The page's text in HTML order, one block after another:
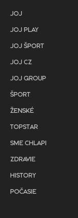
JOJ
JOJ PLAY
JOJ ŠPORT
JOJ CZ
JOJ GROUP
ŠPORT
ŽENSKÉ
TOPSTAR
SME CHLAPI
ZDRAVIE
HISTORY
POČASIE